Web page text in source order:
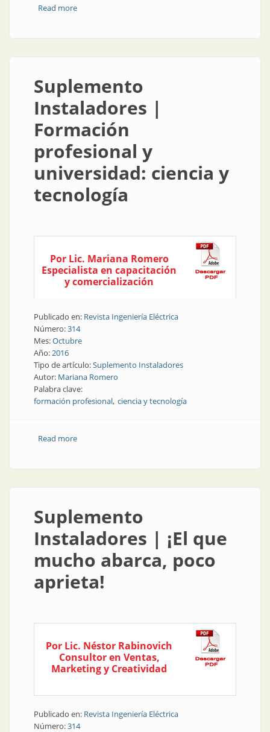
Read moreabout Noticia | Eficiencia energética, también para
Suplemento
Instaladores |
Formación
profesional y
universidad: ciencia y
tecnología
Por Lic. Mariana Romero
Especialista en capacitación
y comercialización
Publicado en: Revista Ingeniería Eléctrica
Número:314
Mes:Octubre
Año:2016
Tipo de artículo:Suplemento Instaladores
Autor: Mariana Romero
Palabra clave:
formación profesional ciencia y tecnología
Read moreabout Suplemento Instaladores | Formación
Suplemento
Instaladores | ¡El que
mucho abarca, poco
aprieta!
Por Lic. Néstor Rabinovich
Consultor en Ventas,
Marketing y Creatividad
Publicado en: Revista Ingeniería Eléctrica
Número:314